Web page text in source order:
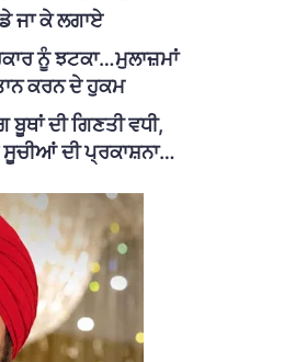
ਜਾ ਕੇ ਲਗਾਏ
ਨੂੰ ਝਟਕਾ…ਮੁਲਾਜ਼ਮਾਂ
ਕਰਨ ਦੇ ਹੁਕਮ
ਬੂਥਾਂ ਦੀ ਗਿਣਤੀ ਵਧੀ,
ਦੀ ਪ੍ਰਕਾਸ਼ਨਾ…